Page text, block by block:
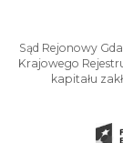
Sąd Rejonowy
Krajowego
kapitału